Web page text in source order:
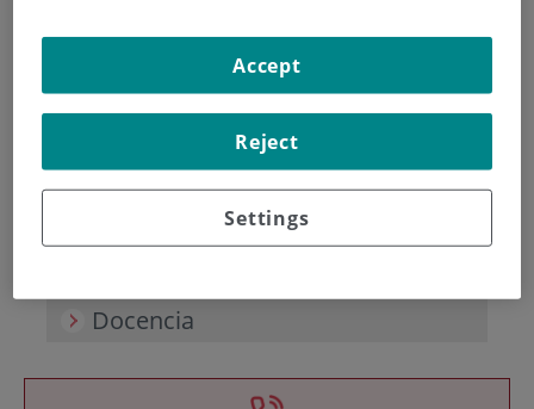
Investigación
Docencia
Settings
Reject
Accept